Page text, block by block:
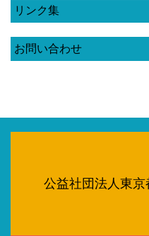
リンク集
お問い合わせ
公益社団法人東